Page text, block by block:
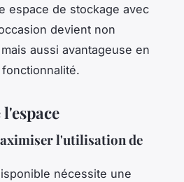
espace de stockage avec
devient non
aussi avantageuse en
l'utilisation de
nécessite une